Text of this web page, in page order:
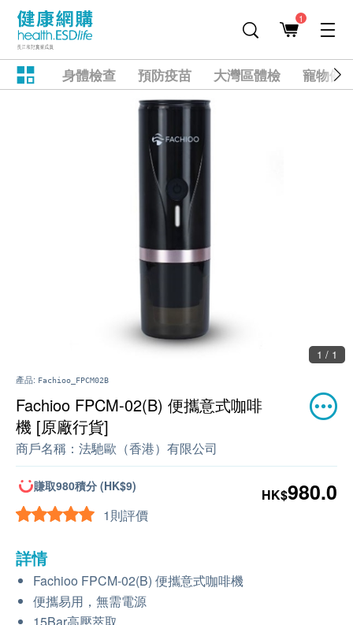
1
身體檢查 預防疫苗 大灣區體檢 寵物健
1 / 1
產品: Fachioo_FPCM02B
Fachioo FPCM-02(B) 便攜意式咖啡
機 [原廠行貨]
商戶名稱： 法馳歐（香港）有限公司
賺取980積分 (HK$9)
1則評價
HK$980.0
詳情
Fachioo FPCM-02(B) 便攜意式咖啡機
便攜易用，無需電源